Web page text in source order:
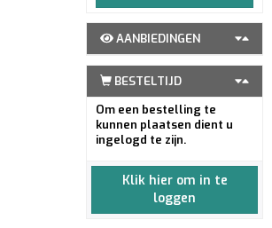
AANBIEDINGEN
BESTELTIJD
Om een bestelling te
kunnen plaatsen dient u
ingelogd te zijn.
Klik hier om in te
loggen